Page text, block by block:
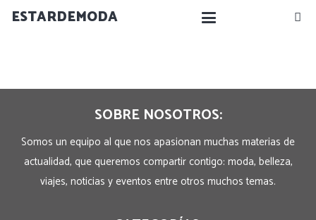
ESTARDEMODA
SOBRE NOSOTROS:
Somos un equipo al que nos apasionan muchas materias de
actualidad, que queremos compartir contigo: moda, belleza,
viajes, noticias y eventos entre otros muchos temas.